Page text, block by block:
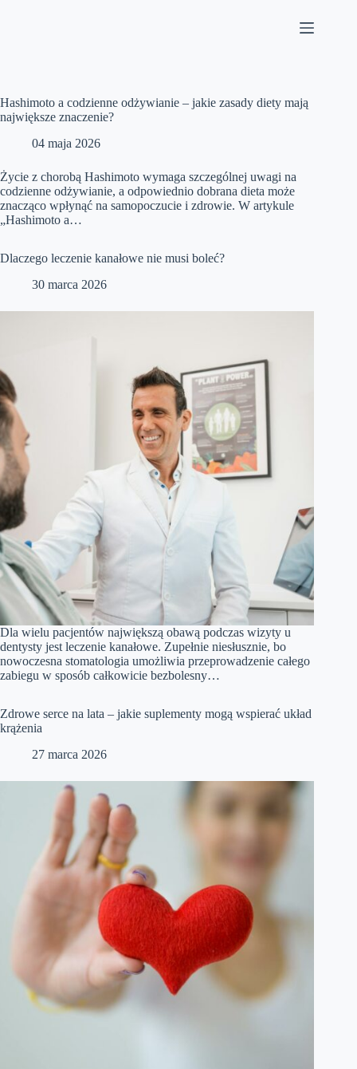
Hashimoto a codzienne odżywianie – jakie zasady diety mają
największe znaczenie?
04 maja 2026
Życie z chorobą Hashimoto wymaga szczególnej uwagi na
codzienne odżywianie, a odpowiednio dobrana dieta może
znacząco wpłynąć na samopoczucie i zdrowie. W artykule
„Hashimoto a…
Dlaczego leczenie kanałowe nie musi boleć?
30 marca 2026
Dla wielu pacjentów największą obawą podczas wizyty u
dentysty jest leczenie kanałowe. Zupełnie niesłusznie, bo
nowoczesna stomatologia umożliwia przeprowadzenie całego
zabiegu w sposób całkowicie bezbolesny…
Zdrowe serce na lata – jakie suplementy mogą wspierać układ
krążenia
27 marca 2026